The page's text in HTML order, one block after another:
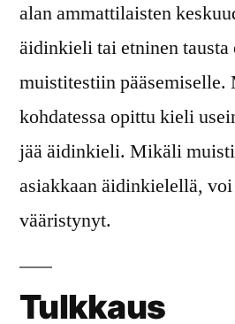
alan ammattilaisten
äidinkieli tai etninen tausta
muistitestiin pääsemiselle.
kohdatessa opittu kieli
jää äidinkieli. Mikäli
asiakkaan äidinkielellä,
vääristynyt.
Tulkkaus